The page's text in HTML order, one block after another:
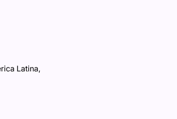
Latina,